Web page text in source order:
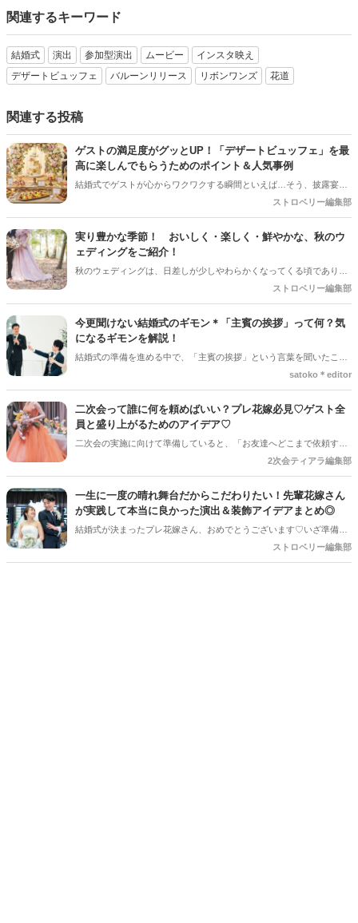
関連するキーワード
結婚式 演出 参加型演出 ムービー
インスタ映え
デザートビュッフェ
バルーンリリース リボンワンズ 花道
関連する投稿
ゲストの満足度がグッとUP！「デザートビュッフェ」を最
高に楽しんでもらうためのポイント＆人気事例
結婚式でゲストが心からワクワクする瞬間といえば…そう、披露宴後
半の「デザートタイム」です！中でも、ガーデンやロビーにずらりと
は、ゲストのテンションが一番上がる大人気の演出ですよね。今回は
デザートビュッフェで絶対に押さえておきたいポイントと、実際に大
好評だった事例をご紹介します！
ストロベリー編集部
実り豊かな季節！ おいしく・楽しく・鮮やかな、秋のウ
ェディングをご紹介！
秋のウェディングは、日差しが少しやわらかくなってくる頃であり、
色々なことへの行動的がみなぎってくる季節。同時に、おいしいもの
クして準備を進めましょう♪
ストロベリー編集部
今更聞けない結婚式のギモン＊「主賓の挨拶」って何？気
になるギモンを解説！
結婚式の準備を進める中で、「主賓の挨拶」という言葉を聞いたこと
がある人は多いのではないでしょうか＊ですが、具体的に何をするの
ん。特に初めて結婚式を挙げる新郎新婦さんにとっては、「どんな基
準で選べばいいの？」「頼まれた側はどんなことを話すの？」とギモ
ンが尽きない部分でもあるかと思います＊そこで今回の記事では、
「主賓の挨拶」についての基本的な知識やお願いする相手の選び方、
satoko＊editor
二次会って誰に何を頼めばいい？プレ花嫁必見♡ゲスト全
員と盛り上がるためのアイデア♡
二次会の実施に向けて準備していると、「お友達へどこまで依頼する
のか」と悩まれている花嫁さんを多く見かけます◎ 「二次会の幹事を
している…！」など考えていると、誰に何を依頼すればいいのだろ
う・・・！ と結婚式準備にあわせてまたまた悩みが増えてしまうもの
です＊
2次会ティアラ編集部
一生に一度の晴れ舞台だからこだわりたい！先輩花嫁さん
が実践して本当に良かった演出＆装飾アイデアまとめ◎
結婚式が決まったプレ花嫁さん、おめでとうございます♡いざ準備を
始めると、「何から手をつければいいの？」「他の人はどんなことを
ストロベリー編集部